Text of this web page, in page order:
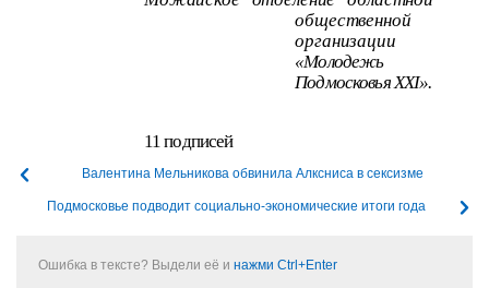
общественной
организации
«Молодежь
Подмосковья XXI».
11 подписей
Валентина Мельникова обвинила Алксниса в сексизме
Подмосковье подводит социально-экономические итоги года
Ошибка в тексте? Выдели её и нажми Ctrl+Enter